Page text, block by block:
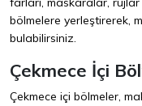
bölmelere yerleştirerek,
bulabilirsiniz.
Çekmece İçi
Çekmece içi bölmeler,